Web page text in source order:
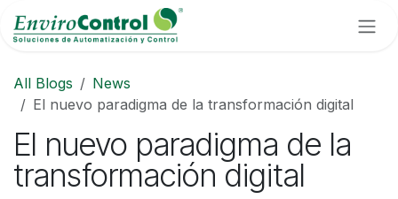
Skip to Content
All Blogs
News
El nuevo paradigma de la transformación digital
El nuevo paradigma de la
transformación digital